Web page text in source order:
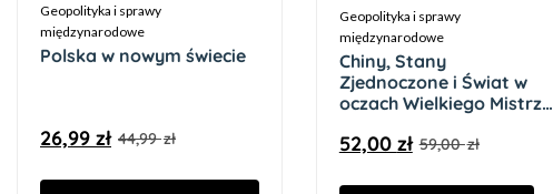
Geopolityka i sprawy
międzynarodowe
Polska w nowym świecie
44,99zł
26,99 zł
Geopolityka i sprawy
międzynarodowe
Chiny, Stany
Zjednoczone i Świat w
oczach Wielkiego Mistrza
59,00zł
52,00 zł